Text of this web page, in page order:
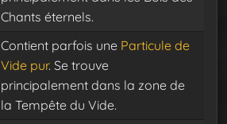
Chants éternels.
Contient parfois une Particule de
Vide pur. Se trouve
principalement dans la zone de
la Tempête du Vide.